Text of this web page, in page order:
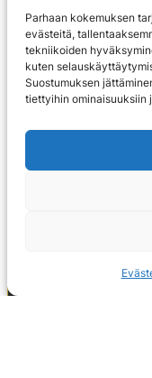
Parhaan kokemuksen
evästeitä,
tekniikoiden
kuten
Suostumuksen
tiettyihin ominaisuuksiin
OTA YHTEYTTÄ